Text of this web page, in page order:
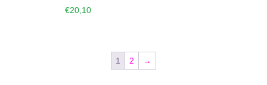
€20,10
1 2 →